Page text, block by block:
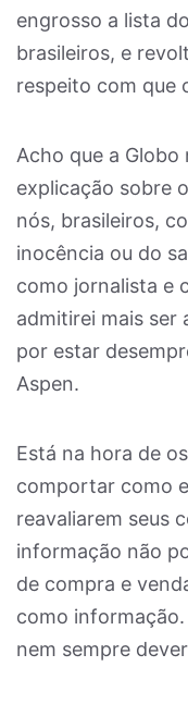
engrosso a lista
brasileiros, e
respeito com que
Acho que a Globo
explicação sobre
nós, brasileiros,
inocência ou do
como jornalista e
admitirei mais ser
por estar
Aspen.
Está na hora de
comportar como
reavaliarem seus
informação não
de compra e
como
nem sempre